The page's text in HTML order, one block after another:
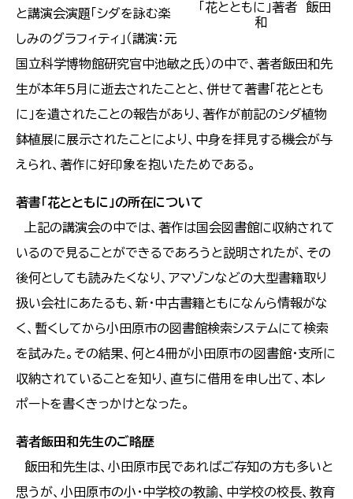
「花とともに」著者 飯田
和
と講演会演題「シダを詠む楽
しみのグラフィティ」（講演：元
国立科学博物館研究官中池敏之氏）の中で、著者飯田和先
生が本年５月に逝去されたことと、併せて著書「花ととも
に」を遺されたことの報告があり、著作が前記のシダ植物
鉢植展に展示されたことにより、中身を拝見する機会が与
えられ、著作に好印象を抱いたためである。
著書「花とともに」の所在について
上記の講演会の中では、著作は国会図書館に収納されて
いるので見ることができるであろうと説明されたが、その
後何としても読みたくなり、アマゾンなどの大型書籍取り
扱い会社にあたるも、新・中古書籍ともになんら情報がな
く、暫くしてから小田原市の図書館検索システムにて検索
を試みた。その結果、何と４冊が小田原市の図書館・支所に
収納されていることを知り、直ちに借用を申し出て、本レ
ポートを書くきっかけとなった。
著者飯田和先生のご略歴
飯田和先生は、小田原市民であればご存知の方も多いと
思うが、小田原市の小・中学校の教諭、中学校の校長、教育